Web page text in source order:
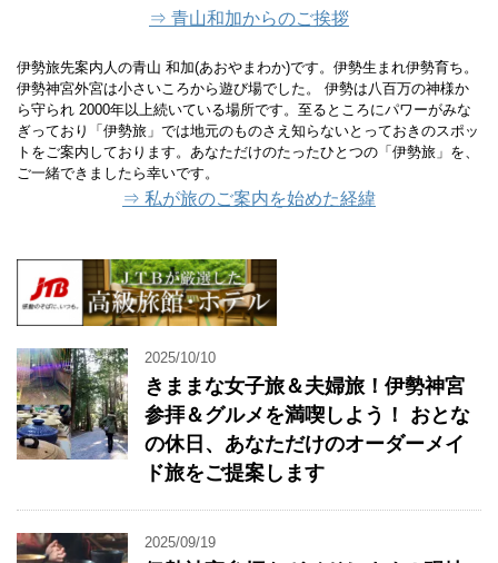
⇒ 青山和加からのご挨拶
伊勢旅先案内人の青山 和加(あおやまわか)です。伊勢生まれ伊勢育ち。
伊勢神宮外宮は小さいころから遊び場でした。 伊勢は八百万の神様か
ら守られ 2000年以上続いている場所です。至るところにパワーがみな
ぎっており「伊勢旅」では地元のものさえ知らないとっておきのスポッ
トをご案内しております。あなただけのたったひとつの「伊勢旅」を、
ご一緒できましたら幸いです。
⇒ 私が旅のご案内を始めた経緯
2025/10/10
きままな女子旅＆夫婦旅！伊勢神宮
参拝＆グルメを満喫しよう！ おとな
の休日、あなただけのオーダーメイ
ド旅をご提案します
2025/09/19